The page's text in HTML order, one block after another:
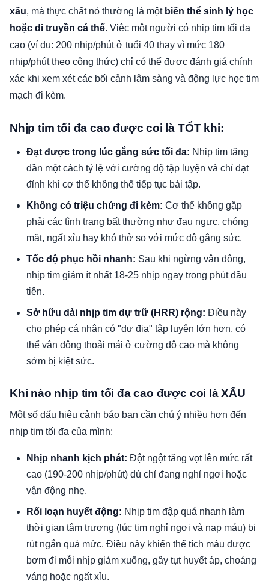
xấu, mà thực chất nó thường là một biến thể sinh lý học
hoặc di truyền cá thể. Việc một người có nhịp tim tối đa
cao (ví dụ: 200 nhịp/phút ở tuổi 40 thay vì mức 180
nhịp/phút theo công thức) chỉ có thể được đánh giá chính
xác khi xem xét các bối cảnh lâm sàng và động lực học tim
mạch đi kèm.
Nhịp tim tối đa cao được coi là TỐT khi:
Đạt được trong lúc gắng sức tối đa: Nhịp tim tăng
dần một cách tỷ lệ với cường độ tập luyện và chỉ đạt
đỉnh khi cơ thể không thể tiếp tục bài tập.
Không có triệu chứng đi kèm: Cơ thể không gặp
phải các tình trạng bất thường như đau ngực, chóng
mặt, ngất xỉu hay khó thở so với mức độ gắng sức.
Tốc độ phục hồi nhanh: Sau khi ngừng vận động,
nhịp tim giảm ít nhất 18-25 nhịp ngay trong phút đầu
tiên.
Sở hữu dải nhịp tim dự trữ (HRR) rộng: Điều này
cho phép cá nhân có "dư địa" tập luyện lớn hơn, có
thể vận động thoải mái ở cường độ cao mà không
sớm bị kiệt sức.
Khi nào nhịp tim tối đa cao được coi là XẤU
Một số dấu hiệu cảnh báo bạn cần chú ý nhiều hơn đến
nhịp tim tối đa của mình:
Nhịp nhanh kịch phát: Đột ngột tăng vọt lên mức rất
cao (190-200 nhịp/phút) dù chỉ đang nghỉ ngơi hoặc
vận động nhẹ.
Rối loạn huyết động: Nhịp tim đập quá nhanh làm
thời gian tâm trương (lúc tim nghỉ ngơi và nạp máu) bị
rút ngắn quá mức. Điều này khiến thể tích máu được
bơm đi mỗi nhịp giảm xuống, gây tụt huyết áp, choáng
váng hoặc ngất xỉu.